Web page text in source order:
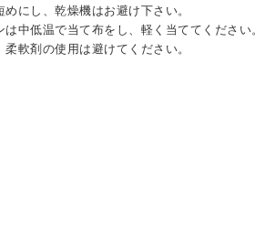
めにし、乾燥機はお避け下さい。
は中低温で当て布をし、軽く当ててください
柔軟剤の使用は避けてください。